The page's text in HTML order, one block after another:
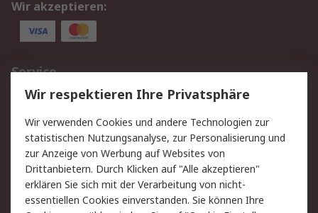
Wir akzeptieren:
Service
Value Added Services
Lieferlösungen
Rücksendungen
Kontakt
Hilfe
Rechtliches
AGB
Datenschutz
Wir respektieren Ihre Privatsphäre
Wir verwenden Cookies und andere Technologien zur
statistischen Nutzungsanalyse, zur Personalisierung und
zur Anzeige von Werbung auf Websites von
Drittanbietern. Durch Klicken auf "Alle akzeptieren"
erklären Sie sich mit der Verarbeitung von nicht-
essentiellen Cookies einverstanden. Sie können Ihre